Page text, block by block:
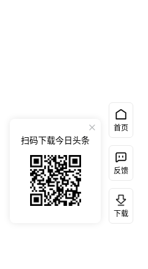
首页
反馈
下载
扫码下载今日头条